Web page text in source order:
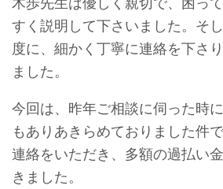
すく説明して下さいました。そ
度に、細かく丁寧に連絡を下さ
ました。
今回は、昨年ご相談に伺った時
もありあきらめておりました件
連絡をいただき、多額の過払い
きました。